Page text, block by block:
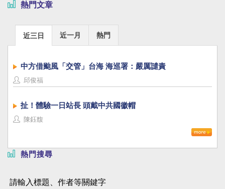
熱門文章
近三日 近一月 熱門
中方借颱風「交管」台海 海巡署：嚴厲譴責
邱俊福
扯！體驗一日站長 頭戴中共國徽帽
陳鈺馥
熱門搜尋
請輸入標題、作者等關鍵字